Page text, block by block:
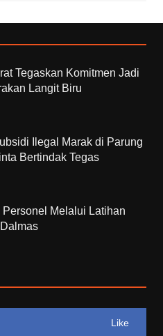
Tegaskan Komitmen Jadi
Langit Biru
Ilegal Marak di Parung
Bertindak Tegas
Melalui Latihan
Like